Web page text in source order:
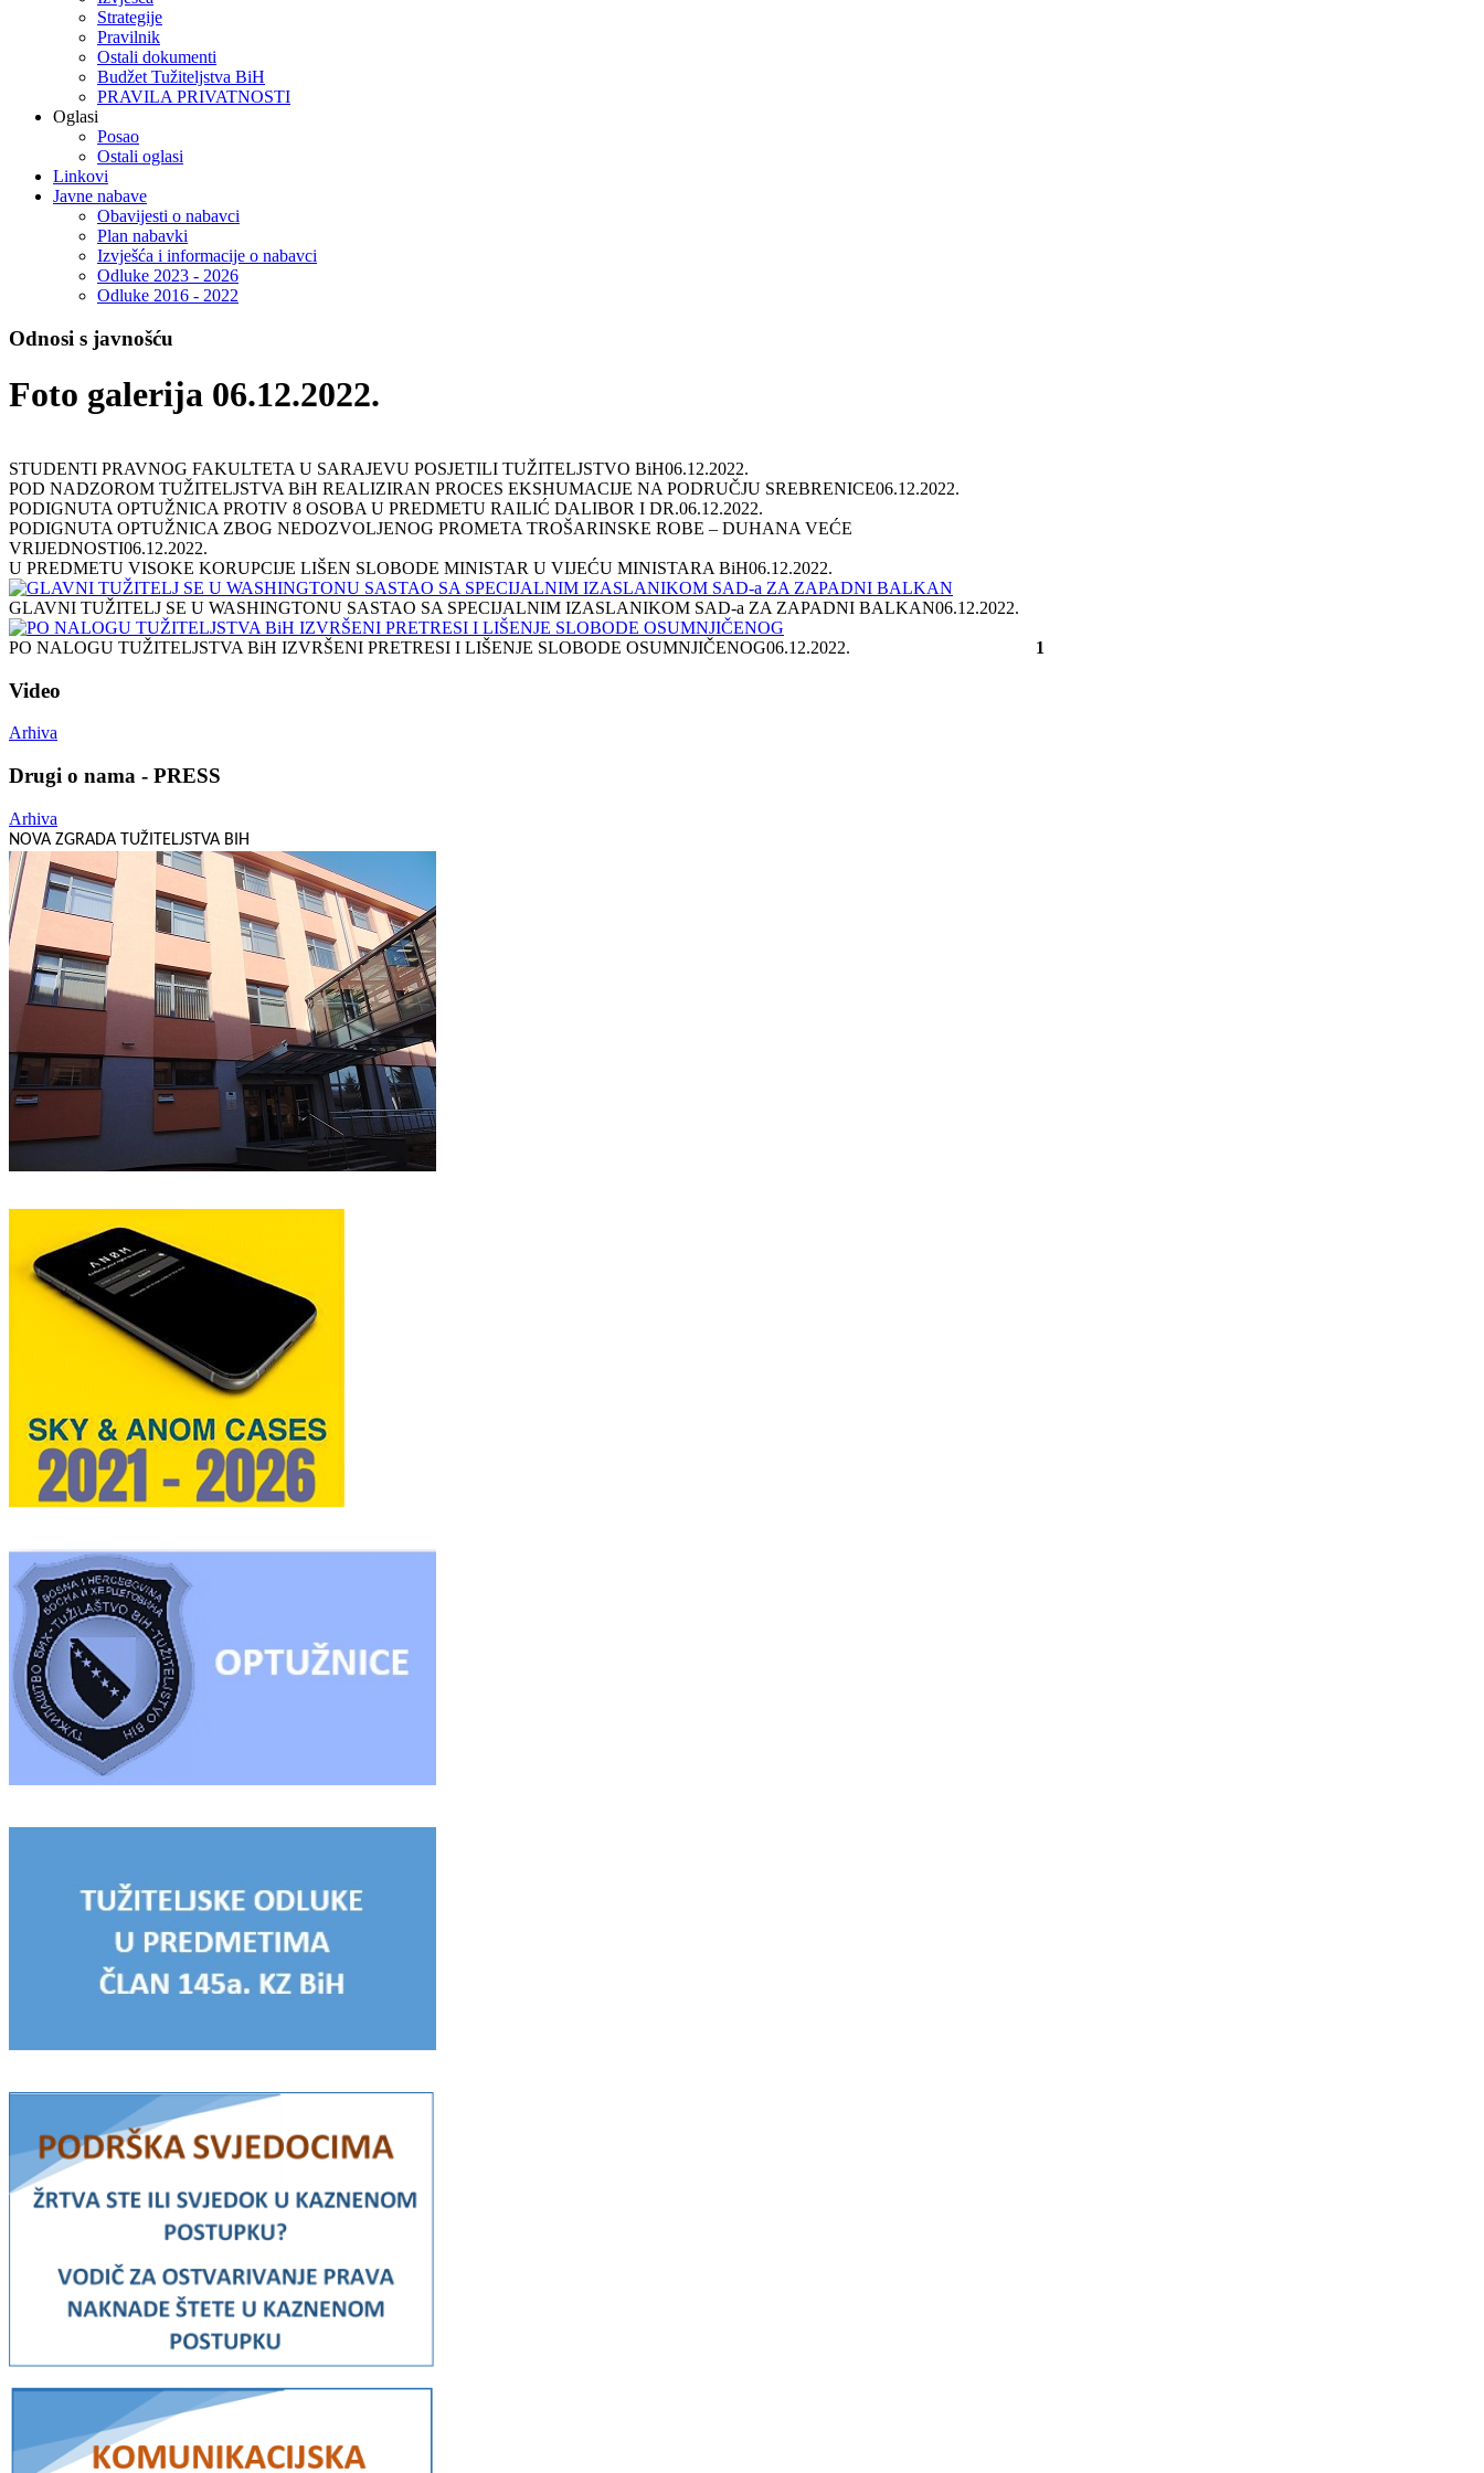
Strategije
Pravilnik
Ostali dokumenti
Budžet Tužiteljstva BiH
PRAVILA PRIVATNOSTI
Oglasi
Posao
Ostali oglasi
Linkovi
Javne nabave
Obavijesti o nabavci
Plan nabavki
Izvješća i informacije o nabavci
Odluke 2023 - 2026
Odluke 2016 - 2022
Odnosi s javnošću
Foto galerija 06.12.2022.
STUDENTI PRAVNOG FAKULTETA U SARAJEVU POSJETILI TUŽITELJSTVO BiH06.12.2022.
POD NADZOROM TUŽITELJSTVA BiH REALIZIRAN PROCES EKSHUMACIJE NA PODRUČJU SREBRENICE06.12.2022.
PODIGNUTA OPTUŽNICA PROTIV 8 OSOBA U PREDMETU RAILIĆ DALIBOR I DR.06.12.2022.
PODIGNUTA OPTUŽNICA ZBOG NEDOZVOLJENOG PROMETA TROŠARINSKE ROBE – DUHANA VEĆE
VRIJEDNOSTI06.12.2022.
U PREDMETU VISOKE KORUPCIJE LIŠEN SLOBODE MINISTAR U VIJEĆU MINISTARA BiH06.12.2022.
GLAVNI TUŽITELJ SE U WASHINGTONU SASTAO SA SPECIJALNIM IZASLANIKOM SAD-a ZA ZAPADNI BALKAN06.12.2022.
PO NALOGU TUŽITELJSTVA BiH IZVRŠENI PRETRESI I LIŠENJE SLOBODE OSUMNJIČENOG06.12.2022. 1
Video
Arhiva
Drugi o nama - PRESS
Arhiva
NOVA ZGRADA TUŽITELJSTVA BIH